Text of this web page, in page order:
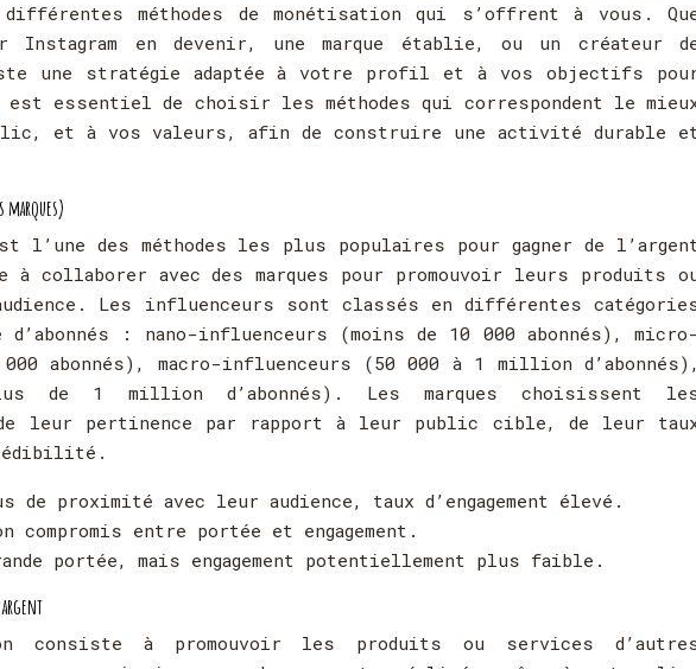
méthodes de monétisation qui s’offrent à vous.
Instagram en devenir, une marque établie, ou un créateur
une stratégie adaptée à votre profil et à vos objectifs
est essentiel de choisir les méthodes qui correspondent le
et à vos valeurs, afin de construire une activité durable
marques)
l’une des méthodes les plus populaires pour gagner de
collaborer avec des marques pour promouvoir leurs produits
Les influenceurs sont classés en différentes
: nano-influenceurs (moins de 10 000 abonnés), micro-
abonnés), macro-influenceurs (50 000 à 1 million d’abonnés),
de 1 million d’abonnés). Les marques choisissent
leur pertinence par rapport à leur public cible, de leur
de proximité avec leur audience, taux d’engagement élevé.
compromis entre portée et engagement.
portée, mais engagement potentiellement plus faible.
consiste à promouvoir les produits ou services